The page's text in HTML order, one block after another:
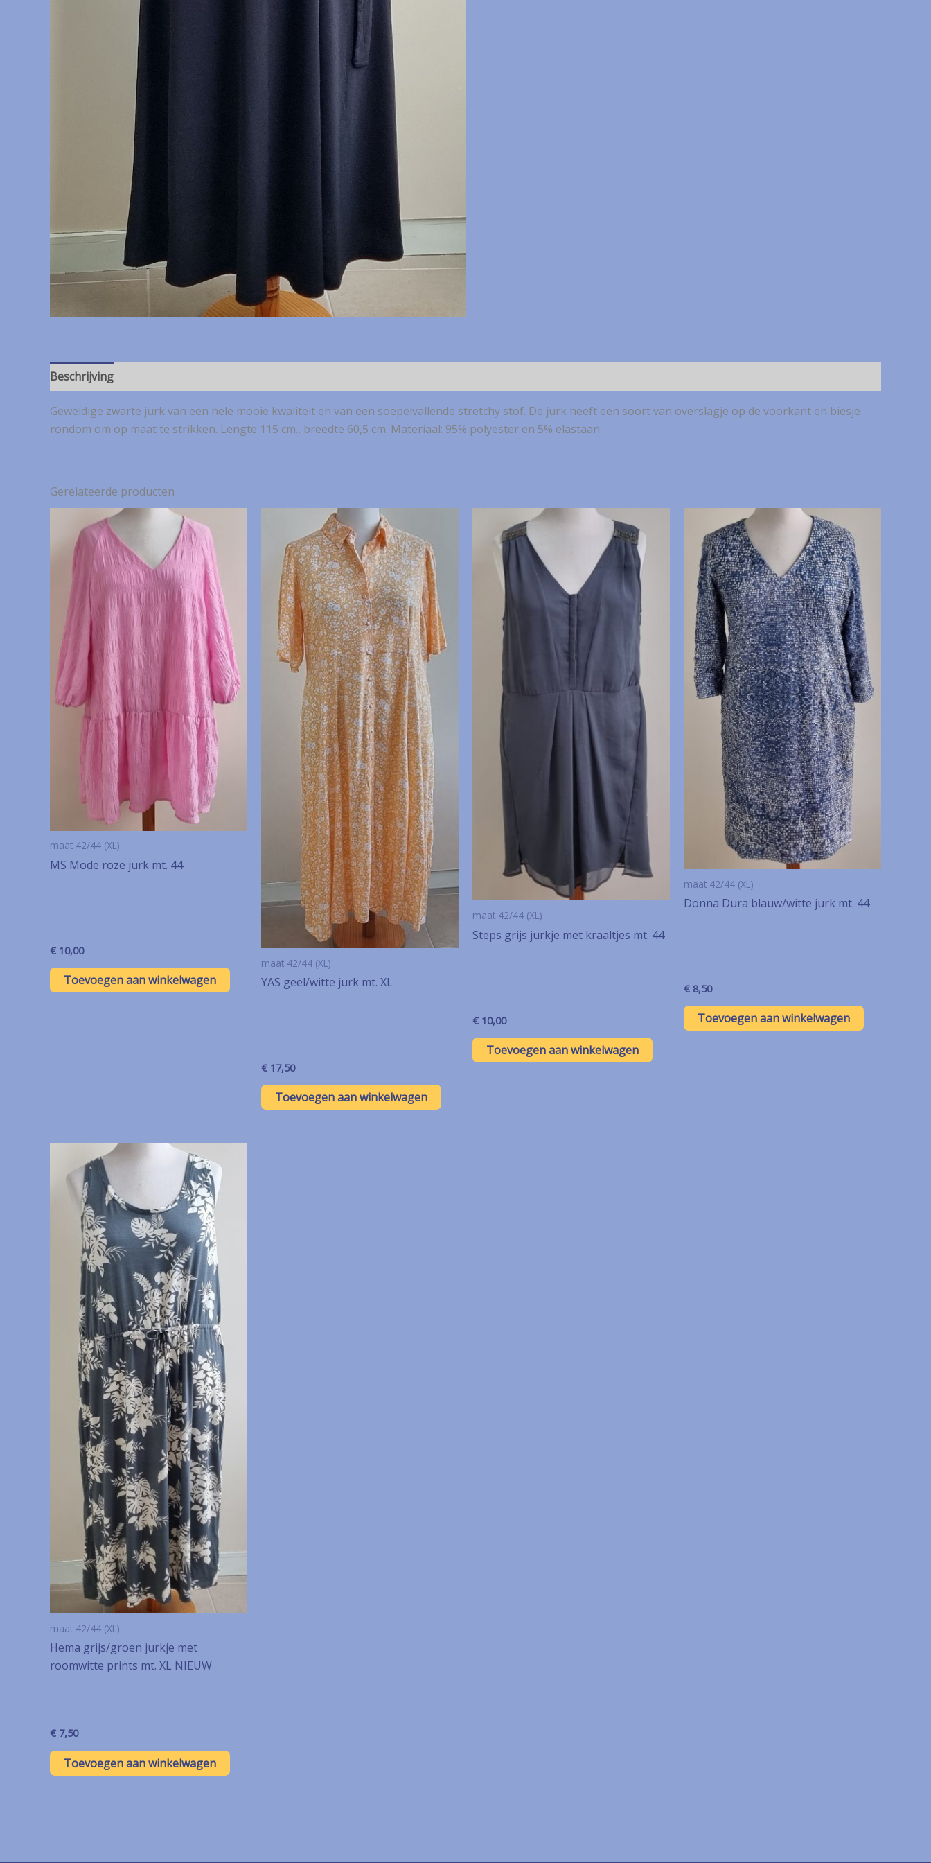
Beschrijving
Geweldige zwarte jurk van een hele mooie kwaliteit en van een soepelvallende stretchy stof. De jurk heeft een soort van overslagje op de voorkant en biesje
rondom om op maat te strikken. Lengte 115 cm., breedte 60,5 cm. Materiaal: 95% polyester en 5% elastaan.
Gerelateerde producten
maat 42/44 (XL)
MS Mode roze jurk mt. 44
€ 10,00
Toevoegen aan winkelwagen
maat 42/44 (XL)
YAS geel/witte jurk mt. XL
€ 17,50
Toevoegen aan winkelwagen
maat 42/44 (XL)
Steps grijs jurkje met kraaltjes mt. 44
€ 10,00
Toevoegen aan winkelwagen
maat 42/44 (XL)
Donna Dura blauw/witte jurk mt. 44
€ 8,50
Toevoegen aan winkelwagen
maat 42/44 (XL)
Hema grijs/groen jurkje met
roomwitte prints mt. XL NIEUW
€ 7,50
Toevoegen aan winkelwagen